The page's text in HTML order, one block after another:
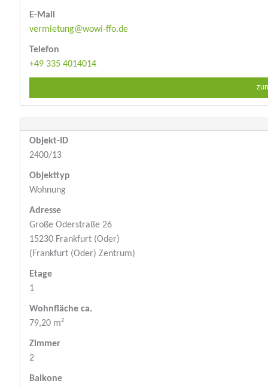
E-Mail
vermietung@wowi-ffo.de
Telefon
+49 335 4014014
Objekt-ID
2400/13
Objekttyp
Wohnung
Adresse
Große Oderstraße 26
15230 Frankfurt (Oder)
(Frankfurt (Oder) Zentrum)
Etage
1
Wohnfläche ca.
79,20 m²
Zimmer
2
Balkone